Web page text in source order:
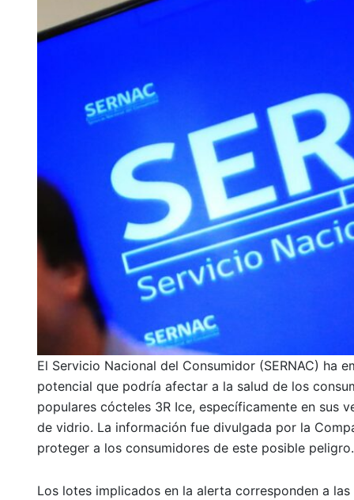
El Servicio Nacional del Consumidor (SERNAC) ha
potencial que podría afectar a la salud de los
populares cócteles 3R Ice, específicamente en sus
de vidrio. La información fue divulgada por la
proteger a los consumidores de este posible peligro.
Los lotes implicados en la alerta corresponden a